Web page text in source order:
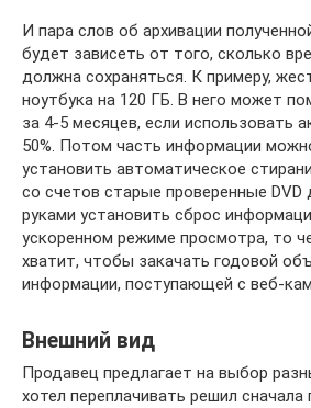
И пара слов об архивации
будет зависеть от того, сколько
должна сохраняться. К примеру,
ноутбука на 120 ГБ. В него может
за 4-5 месяцев, если использовать
50%. Потом часть информации
установить автоматическое
со счетов старые проверенные DVD
руками установить сброс
ускоренном режиме просмотра, то
хватит, чтобы закачать годовой
информации, поступающей с веб-
Внешний вид
Продавец предлагает на выбор
хотел переплачивать решил